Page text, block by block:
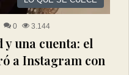
0 3.144
una cuenta: el
a Instagram con